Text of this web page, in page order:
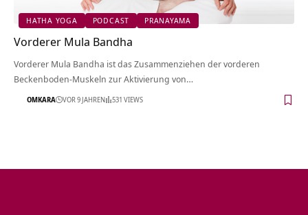
HATHA YOGA PODCAST PRANAYAMA
Vorderer Mula Bandha
Vorderer Mula Bandha ist das Zusammenziehen der vorderen
Beckenboden-Muskeln zur Aktivierung von…
OMKARA VOR 9 JAHREN 531 VIEWS